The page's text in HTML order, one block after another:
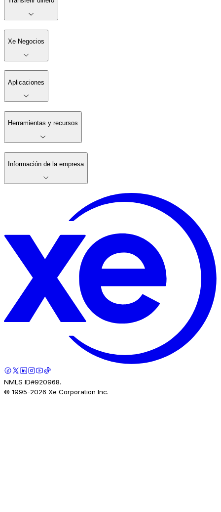
Xe Negocios
Aplicaciones
Herramientas y recursos
Información de la empresa
NMLS ID#920968.
© 1995-2026 Xe Corporation Inc.